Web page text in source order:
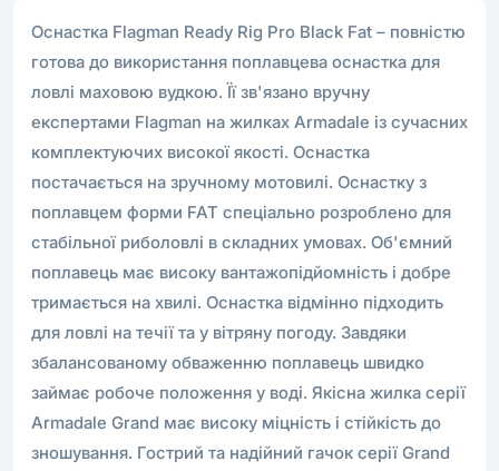
Оснастка Flagman Ready Rig Pro Black Fat – повністю
готова до використання поплавцева оснастка для
ловлі маховою вудкою. Її зв'язано вручну
експертами Flagman на жилках Armadale із сучасних
комплектуючих високої якості. Оснастка
постачається на зручному мотовилі. Оснастку з
поплавцем форми FAT спеціально розроблено для
стабільної риболовлі в складних умовах. Об'ємний
поплавець має високу вантажопідйомність і добре
тримається на хвилі. Оснастка відмінно підходить
для ловлі на течії та у вітряну погоду. Завдяки
збалансованому обваженню поплавець швидко
займає робоче положення у воді. Якісна жилка серії
Armadale Grand має високу міцність і стійкість до
зношування. Гострий та надійний гачок серії Grand